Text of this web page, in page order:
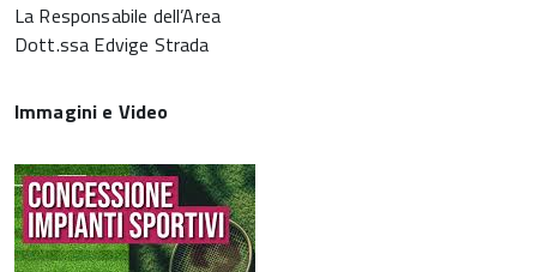
La Responsabile dell’Area
Dott.ssa Edvige Strada
Immagini e Video